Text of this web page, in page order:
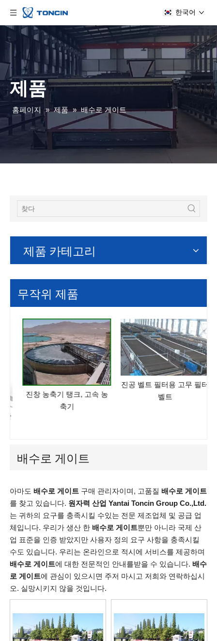
한국어
제품
홈페이지 » 제품 » 배수로 게이트
제품 카테고리
무작위 제품
진창 농축기 탱크, 고속 농
축기
진공 벨트 필터용 고무 필터
벨트
배수로 게이트
아마도 배수로 게이트 구매 관리자이며, 고품질 배수로 게이트
를 찾고 있습니다. 원자력 산업 Yantai Toncin Group Co.,Ltd.
는 귀하의 요구를 충족시킬 수있는 전문 제조업체 및 공급 업
체입니다. 우리가 생산 한 배수로 게이트뿐만 아니라 국제 산
업 표준을 인증 받았지만 사용자 정의 요구 사항을 충족시킬
수도 있습니다. 우리는 온라인으로 적시에 서비스를 제공하며
배수로 게이트에 대한 전문적인 안내를받을 수 있습니다. 배수
로 게이트에 관심이 있으시면 주저 마시고 저희와 연락하십시
오. 실망시키지 않을 것입니다.